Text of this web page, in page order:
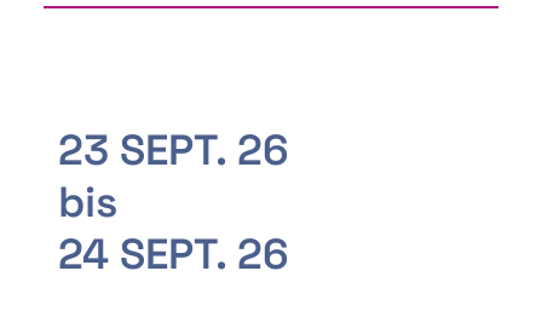
23 SEPT. 26
bis
24 SEPT. 26